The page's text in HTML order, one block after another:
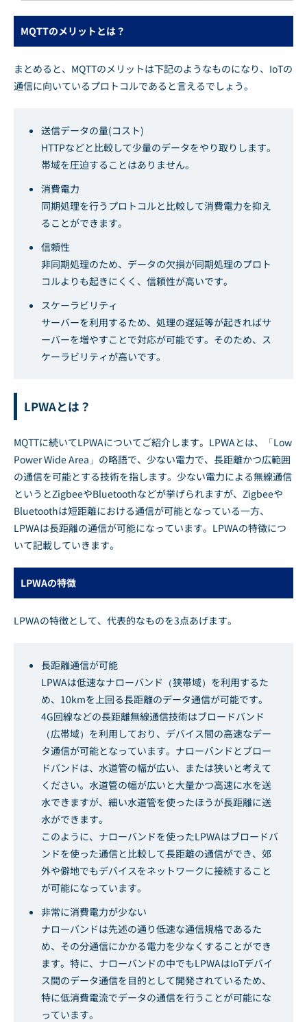
MQTTのメリットとは？
まとめると、MQTTのメリットは下記のようなものになり、IoTの
通信に向いているプロトコルであると言えるでしょう。
送信データの量(コスト)
HTTPなどと比較して少量のデータをやり取りします。
帯域を圧迫することはありません。
消費電力
同期処理を行うプロトコルと比較して消費電力を抑え
ることができます。
信頼性
非同期処理のため、データの欠損が同期処理のプロト
コルよりも起きにくく、信頼性が高いです。
スケーラビリティ
サーバーを利用するため、処理の遅延等が起きればサ
ーバーを増やすことで対応が可能です。そのため、ス
ケーラビリティが高いです。
LPWAとは？
MQTTに続いてLPWAについてご紹介します。LPWAとは、「Low
Power Wide Area」の略語で、少ない電力で、長距離かつ広範囲
の通信を可能とする技術を指します。少ない電力による無線通信
というとZigbeeやBluetoothなどが挙げられますが、Zigbeeや
Bluetoothは短距離における通信が可能となっている一方、
LPWAは長距離の通信が可能になっています。LPWAの特徴につ
いて記載していきます。
LPWAの特徴
LPWAの特徴として、代表的なものを3点あげます。
長距離通信が可能
LPWAは低速なナローバンド（狭帯域）を利用するた
め、10kmを上回る長距離のデータ通信が可能です。
4G回線などの長距離無線通信技術はブロードバンド
（広帯域）を利用しており、デバイス間の高速なデー
タ通信が可能となっています。ナローバンドとブロー
ドバンドは、水道管の幅が広い、または狭いと考えて
ください。水道管の幅が広いと大量かつ高速に水を送
水できますが、細い水道管を使ったほうが長距離に送
水ができます。
このように、ナローバンドを使ったLPWAはブロードバ
ンドを使った通信と比較して長距離の通信ができ、郊
外や僻地でもデバイスをネットワークに接続すること
が可能になっています。
非常に消費電力が少ない
ナローバンドは先述の通り低速な通信規格であるた
め、その分通信にかかる電力を少なくすることができ
ます。特に、ナローバンドの中でもLPWAはIoTデバイ
ス間のデータ通信を目的として開発されているため、
特に低消費電流でデータの通信を行うことが可能にな
っています。